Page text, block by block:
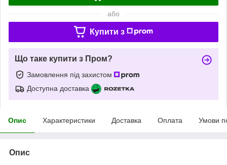
або
Купити з
Що таке купити з Пром?
Замовлення під захистом
Доступна доставка
Опис Характеристики Доставка Оплата Умови
Опис